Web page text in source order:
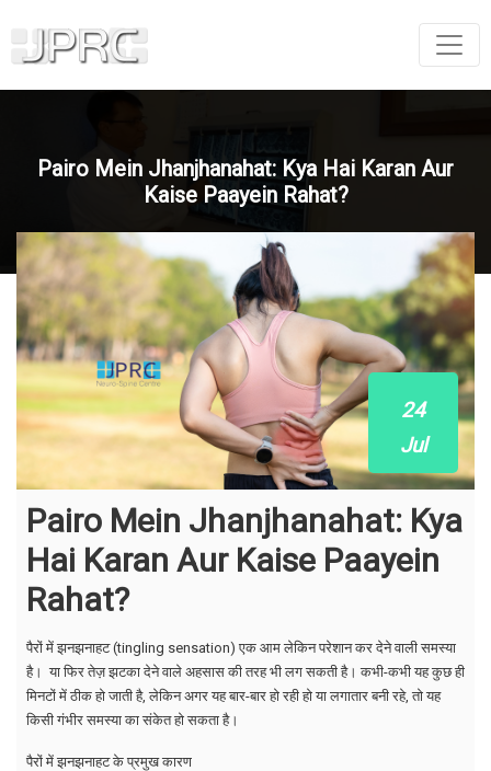
Pairo Mein Jhanjhanahat: Kya Hai Karan Aur
Kaise Paayein Rahat?
24
Jul
Pairo Mein Jhanjhanahat: Kya
Hai Karan Aur Kaise Paayein
Rahat?
पैरों में झनझनाहट (tingling sensation) एक आम लेकिन परेशान कर देने वाली समस्या
है। या फिर तेज़ झटका देने वाले अहसास की तरह भी लग सकती है। कभी-कभी यह कुछ ही
मिनटों में ठीक हो जाती है, लेकिन अगर यह बार-बार हो रही हो या लगातार बनी रहे, तो यह
किसी गंभीर समस्या का संकेत हो सकता है।
पैरों में झनझनाहट के प्रमुख कारण